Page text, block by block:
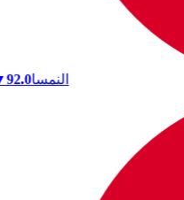
النمسا92.0
▼